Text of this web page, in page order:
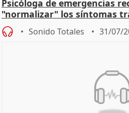
Psicóloga de emergencias
"normalizar" los síntomas
Sonido Totales 31/07/